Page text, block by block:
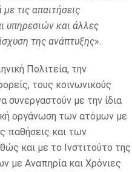
τις απαιτήσεις
υπηρεσιών και άλλες
της ανάπτυξης».
Πολιτεία, την
τους κοινωνικούς
συνεργαστούν με την ίδια
οργάνωση των ατόμων με
παθήσεις και των
και με το Ινστιτούτο της
με Αναπηρία και Χρόνιες